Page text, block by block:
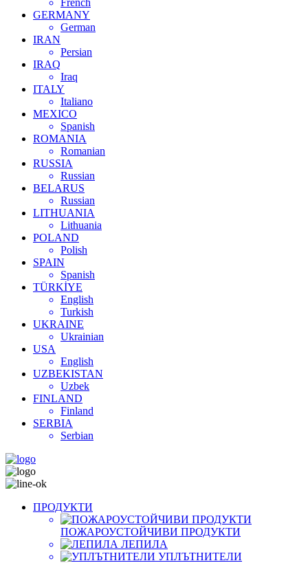
French
GERMANY
German
IRAN
Persian
IRAQ
Iraq
ITALY
Italiano
MEXICO
Spanish
ROMANIA
Romanian
RUSSIA
Russian
BELARUS
Russian
LITHUANIA
Lithuania
POLAND
Polish
SPAIN
Spanish
TÜRKİYE
English
Turkish
UKRAINE
Ukrainian
USA
English
UZBEKISTAN
Uzbek
FINLAND
Finland
SERBIA
Serbian
ПРОДУКТИ
ПОЖАРОУСТОЙЧИВИ ПРОДУКТИ
ЛЕПИЛА
УПЛЪТНИТЕЛИ